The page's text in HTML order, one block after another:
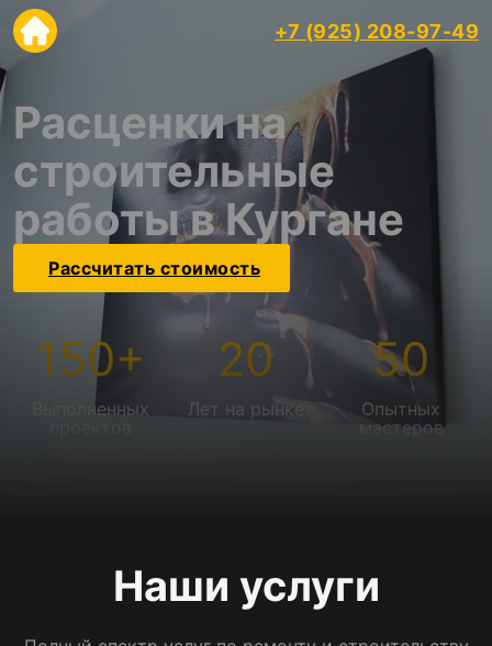
+7 (925) 208-97-49
Расценки на
строительные
работы в Кургане
Рассчитать стоимость
150+
Выполненных
20
Лет на рынке
50
Опытных
мастеров
Наши услуги